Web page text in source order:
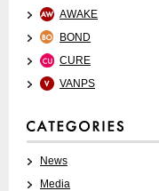
AWAKE
BOND
CURE
VANPS
News
Media